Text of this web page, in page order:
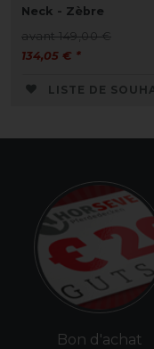
Neck - Zèbre
avant 149,00 €
134,05 € *
LISTE DE
Bon d'achat